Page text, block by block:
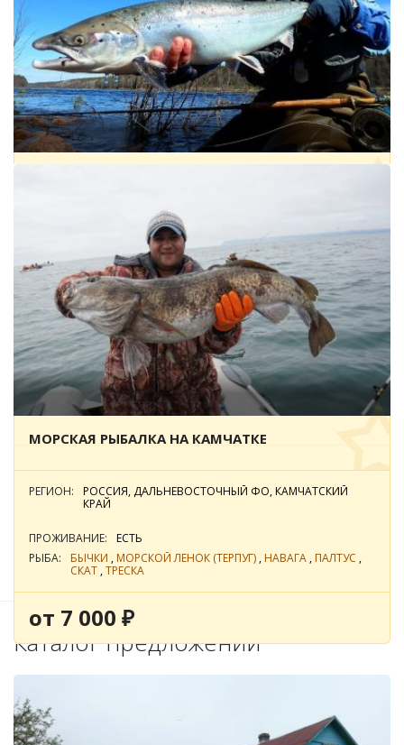
ПРОЖИВАНИЕ: ЕСТЬ
РЫБА: ГОЛЕЦ АРКТИЧЕСКИЙ,ОКУНЬ РЕЧНОЙ,СИГ ХАРИУС,
ЩУКА
от 180 000 ₽
РОССИЯ, СЕВЕРО-ЗАПАДНЫЙ ФО, МУРМАНСКАЯ
ОБЛАСТЬ
ПРОЖИВАНИЕ: ЕСТЬ
РЫБА: ЛОСОСЬ АТЛАНТИЧЕСКИЙ (СЁМГА),ФОРЕЛЬ МОРСКАЯ,
ХАРИУС,ЩУКА
от 55 000 ₽
МОРСКАЯ РЫБАЛКА НА КАМЧАТКЕ
РЕГИОН:
РОССИЯ, ДАЛЬНЕВОСТОЧНЫЙ ФО, КАМЧАТСКИЙ
КРАЙ
ПРОЖИВАНИЕ:
ЕСТЬ
РЫБА:
БЫЧКИ , МОРСКОЙ ЛЕНОК (ТЕРПУГ) , НАВАГА , ПАЛТУС ,
СКАТ ,ТРЕСКА
от 7 000 ₽
Фильтры подбора
По цене По популярности
Каталог предложений